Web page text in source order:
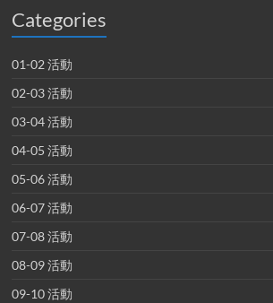
Categories
01-02 活動
02-03 活動
03-04 活動
04-05 活動
05-06 活動
06-07 活動
07-08 活動
08-09 活動
09-10 活動